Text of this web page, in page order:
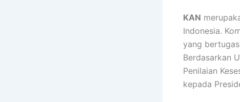
KAN
Indonesia.
yang
Berdasarkan
Penilaian
kepada